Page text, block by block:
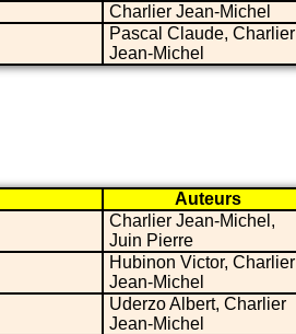
Charlier Jean-Michel
Pascal Claude, Charlier
Jean-Michel
Auteurs
Charlier Jean-Michel,
Juin Pierre
Hubinon Victor, Charlier
Jean-Michel
Uderzo Albert, Charlier
Jean-Michel